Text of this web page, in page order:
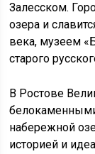
Залесском.
озера и
века, музеем
старого
В Ростове
набережной
историей и